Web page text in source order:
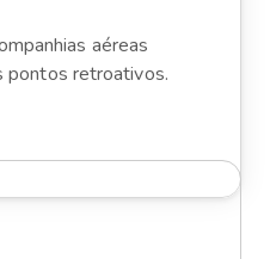
aéreas
pontos retroativos.